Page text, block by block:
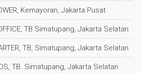
Kemayoran, Jakarta Pusat
TB Simatupang, Jakarta Selatan
TB, Simatupang, Jakarta Selatan
TB. Simatupang, Jakarta Selatan